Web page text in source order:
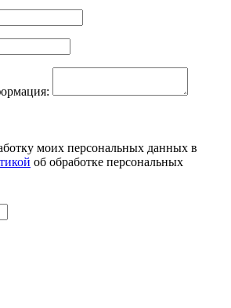
моих персональных данных в
об обработке персональных